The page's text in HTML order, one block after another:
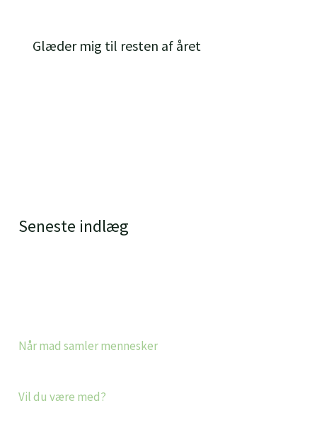
Seneste indlæg
Når mad samler mennesker
Vil du være med?
Glæder mig til resten af året